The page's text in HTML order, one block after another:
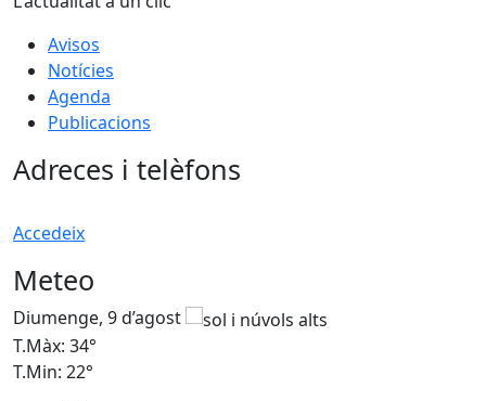
Avisos
Notícies
Agenda
Publicacions
Adreces i telèfons
Accedeix
Meteo
Diumenge, 9 d’agost
T.Màx: 34°
T.Min: 22°